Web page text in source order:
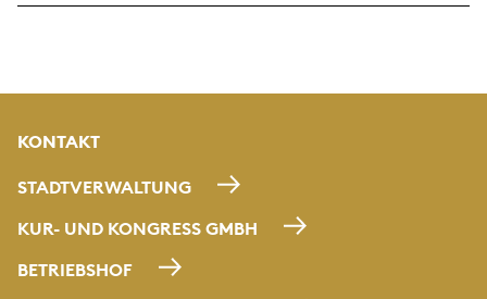
KONTAKT
STADTVERWALTUNG
KUR- UND KONGRESS GMBH
BETRIEBSHOF